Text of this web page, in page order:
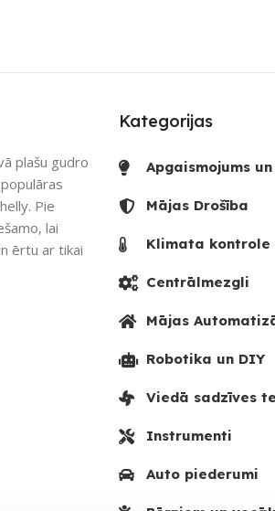
plašu gudro
Pie
lai
ērtu ar tikai
Kategorijas
Apgaismojums
Mājas Drošība
Klimata kontrole
Centrālmezgli
Mājas
Robotika un DIY
Viedā sadzīves
Instrumenti
Auto piederumi